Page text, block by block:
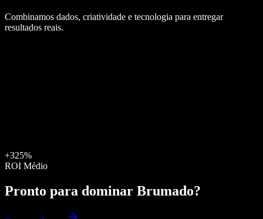
Combinamos dados, criatividade e tecnologia para entregar
resultados reais.
+325%
ROI Médio
Pronto para dominar Brumado?